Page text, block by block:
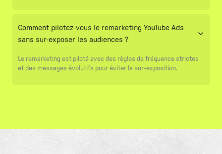
Comment pilotez-vous le remarketing YouTube Ads
sans sur-exposer les audiences ?
Le remarketing est piloté avec des règles de fréquence strictes
et des messages évolutifs pour éviter la sur-exposition.